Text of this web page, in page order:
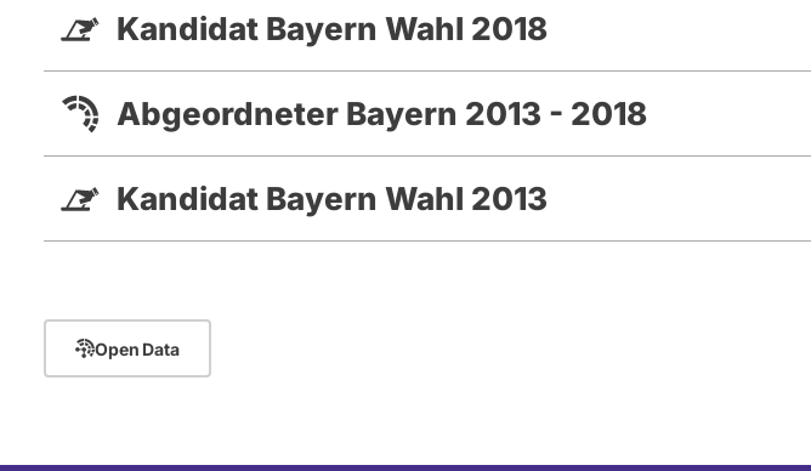
Kandidat Bayern Wahl 2018
Abgeordneter Bayern 2013 - 2018
Kandidat Bayern Wahl 2013
Open Data